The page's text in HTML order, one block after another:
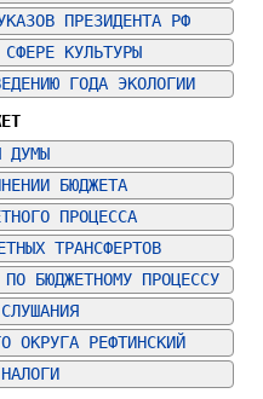
ПРЕЗИДЕНТА РФ
КУЛЬТУРЫ
ГОДА ЭКОЛОГИИ
ДУМЫ
БЮДЖЕТА
ПРОЦЕССА
ТРАНСФЕРТОВ
БЮДЖЕТНОМУ ПРОЦЕССУ
ОКРУГА РЕФТИНСКИЙ